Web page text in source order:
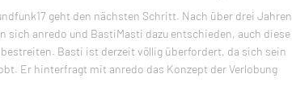
geht den nächsten Schritt. Nach über drei Jahren
sich anredo und BastiMasti dazu entschieden, auch diese
Basti ist derzeit völlig überfordert, da sich sein
Er hinterfragt mit anredo das Konzept der Verlobung